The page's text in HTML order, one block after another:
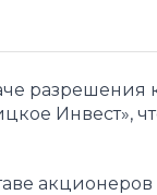
разрешения
Инвест»,